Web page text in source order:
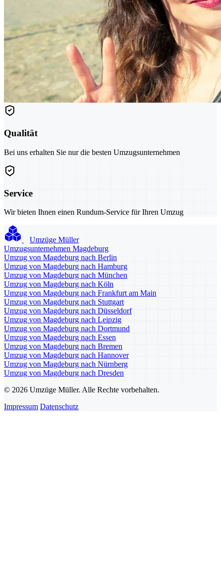
Qualität
Bei uns erhalten Sie nur die besten Umzugsunternehmen
Service
Wir bieten Ihnen einen Rundum-Service für Ihren Umzug
Umzüge Müller
Umzugsunternehmen Magdeburg
Umzug von Magdeburg nach Berlin
Umzug von Magdeburg nach Hamburg
Umzug von Magdeburg nach München
Umzug von Magdeburg nach Köln
Umzug von Magdeburg nach Frankfurt am Main
Umzug von Magdeburg nach Stuttgart
Umzug von Magdeburg nach Düsseldorf
Umzug von Magdeburg nach Leipzig
Umzug von Magdeburg nach Dortmund
Umzug von Magdeburg nach Essen
Umzug von Magdeburg nach Bremen
Umzug von Magdeburg nach Hannover
Umzug von Magdeburg nach Nürnberg
Umzug von Magdeburg nach Dresden
© 2026 Umzüge Müller. Alle Rechte vorbehalten.
Impressum Datenschutz